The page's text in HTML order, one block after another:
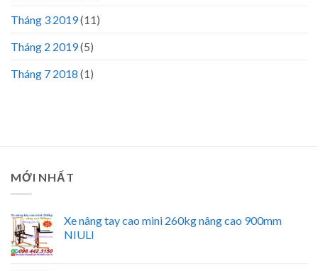
Tháng 3 2019(11)
Tháng 2 2019(5)
Tháng 7 2018 (1)
MỚI NHẤT
Xe nâng tay cao mini 260kg nâng cao 900mm
NIULI